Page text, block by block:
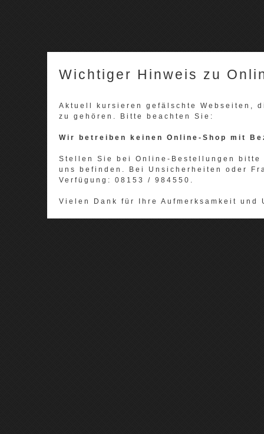
Wichtiger Hinweis zu
Aktuell kursieren gefälschte Webseiten,
zu gehören. Bitte beachten Sie:
Wir betreiben keinen Online-Shop mit
Stellen Sie bei Online-Bestellungen
uns befinden. Bei Unsicherheiten oder
Verfügung: 08153 / 984550.
Vielen Dank für Ihre Aufmerksamkeit und